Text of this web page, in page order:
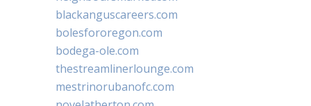
blackanguscareers.com
bolesfororegon.com
bodega-ole.com
thestreamlinerlounge.com
mestrinorubanofc.com